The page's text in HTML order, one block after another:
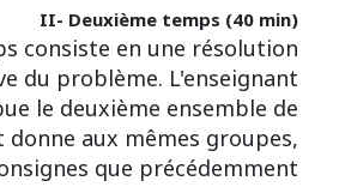
II- Deuxième temps (40 min)
consiste en une résolution
du problème. L'enseignant
le deuxième ensemble de
aux mêmes groupes,
que précédemment.